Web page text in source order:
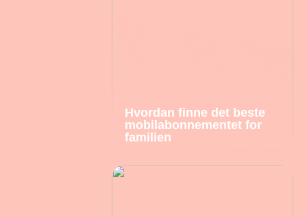
Hvordan finne det beste
mobilabonnementet for
familien